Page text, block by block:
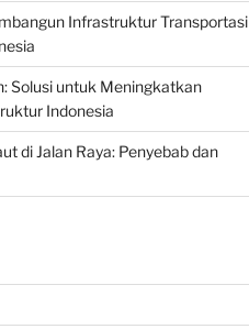
Infrastruktur Transportasi
Solusi untuk Meningkatkan
Indonesia
di Jalan Raya: Penyebab dan